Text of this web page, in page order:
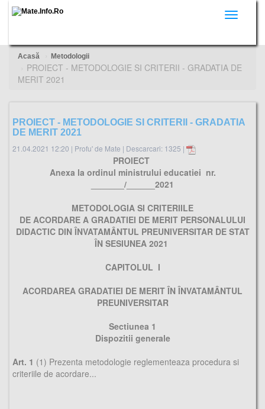
Toggle
Acasă Metodologii
PROIECT - METODOLOGIE SI CRITERII - GRADATIA DE
MERIT 2021
PROIECT - METODOLOGIE SI CRITERII - GRADATIA
DE MERIT 2021
21.04.2021 12:20 | Profu' de Mate | Descarcari: 1325 |
PROIECT
Anexa la ordinul ministrului educatiei nr.
_______/______2021
METODOLOGIA SI CRITERIILE
DE ACORDARE A GRADATIEI DE MERIT PERSONALULUI
DIDACTIC DIN ÎNVATAMÂNTUL PREUNIVERSITAR DE STAT
ÎN SESIUNEA 2021
CAPITOLUL I
ACORDAREA GRADATIEI DE MERIT ÎN ÎNVATAMÂNTUL
PREUNIVERSITAR
Sectiunea 1
Dispozitii generale
Art. 1 (1) Prezenta metodologie reglementeaza procedura si
criteriile de acordare...